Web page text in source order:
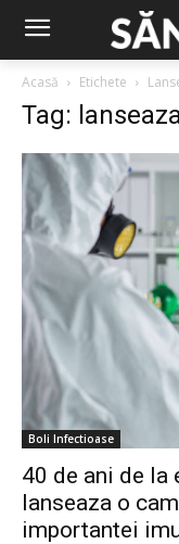
Acasă Etichete
Tag:
Boli Infectioase
40 de ani de la
lanseaza o
importantei